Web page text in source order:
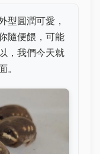
型圓潤可愛，
隨便餵，可能
，我們今天就
。